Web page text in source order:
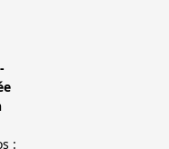
: